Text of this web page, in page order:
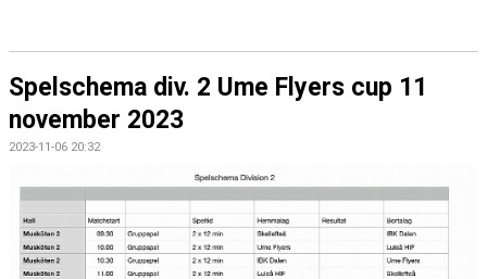
Spelschema div. 2 Ume Flyers cup 11
november 2023
2023-11-06 20:32